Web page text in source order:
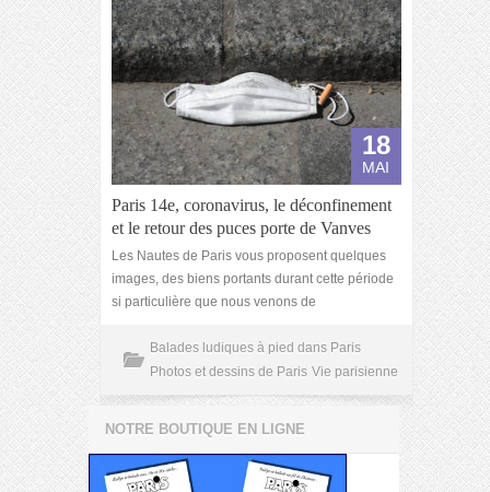
18
MAI
Paris 14e, coronavirus, le déconfinement
et le retour des puces porte de Vanves
Les Nautes de Paris vous proposent quelques
images, des biens portants durant cette période
si particulière que nous venons de
Balades ludiques à pied dans Paris
Photos et dessins de Paris Vie parisienne
NOTRE BOUTIQUE EN LIGNE